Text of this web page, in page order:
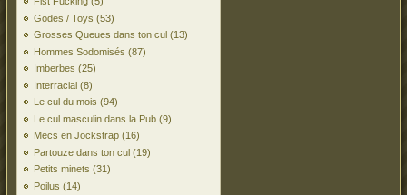
Godes / Toys (53)
Grosses Queues dans ton cul (13)
Hommes Sodomisés (87)
Imberbes (25)
Interracial (8)
Le cul du mois (94)
Le cul masculin dans la Pub (9)
Mecs en Jockstrap (16)
Partouze dans ton cul (19)
Petits minets (31)
Poilus (14)